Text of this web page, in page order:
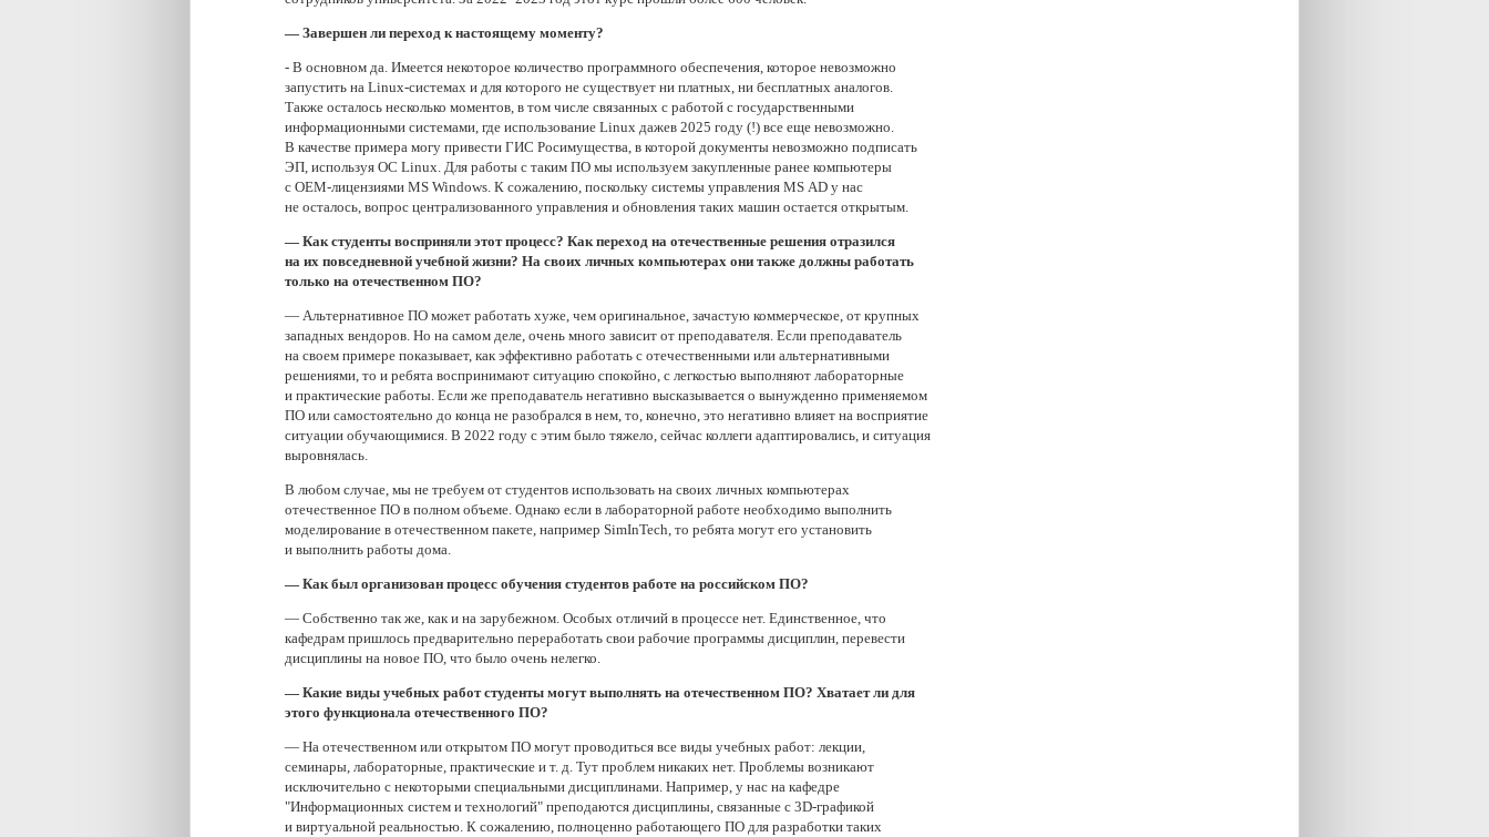
— Завершен ли переход к настоящему моменту?
- В основном да. Имеется некоторое количество программного обеспечения, которое невозможно
запустить на Linux-системах и для которого не существует ни платных, ни бесплатных аналогов.
Также осталось несколько моментов, в том числе связанных с работой с государственными
информационными системами, где использование Linux дажев 2025 году (!) все еще невозможно.
В качестве примера могу привести ГИС Росимущества, в которой документы невозможно подписать
ЭП, используя ОС Linux. Для работы с таким ПО мы используем закупленные ранее компьютеры
с OEM-лицензиями MS Windows. К сожалению, поскольку системы управления MS AD у нас
не осталось, вопрос централизованного управления и обновления таких машин остается открытым.
— Как студенты восприняли этот процесс? Как переход на отечественные решения отразился
на их повседневной учебной жизни? На своих личных компьютерах они также должны работать
только на отечественном ПО?
— Альтернативное ПО может работать хуже, чем оригинальное, зачастую коммерческое, от крупных
западных вендоров. Но на самом деле, очень много зависит от преподавателя. Если преподаватель
на своем примере показывает, как эффективно работать с отечественными или альтернативными
решениями, то и ребята воспринимают ситуацию спокойно, с легкостью выполняют лабораторные
и практические работы. Если же преподаватель негативно высказывается о вынужденно применяемом
ПО или самостоятельно до конца не разобрался в нем, то, конечно, это негативно влияет на восприятие
ситуации обучающимися. В 2022 году с этим было тяжело, сейчас коллеги адаптировались, и ситуация
выровнялась.
В любом случае, мы не требуем от студентов использовать на своих личных компьютерах
отечественное ПО в полном объеме. Однако если в лабораторной работе необходимо выполнить
моделирование в отечественном пакете, например SimInTech, то ребята могут его установить
и выполнить работы дома.
— Как был организован процесс обучения студентов работе на российском ПО?
— Собственно так же, как и на зарубежном. Особых отличий в процессе нет. Единственное, что
кафедрам пришлось предварительно переработать свои рабочие программы дисциплин, перевести
дисциплины на новое ПО, что было очень нелегко.
— Какие виды учебных работ студенты могут выполнять на отечественном ПО? Хватает ли для
этого функционала отечественного ПО?
— На отечественном или открытом ПО могут проводиться все виды учебных работ: лекции,
семинары, лабораторные, практические и т. д. Тут проблем никаких нет. Проблемы возникают
исключительно с некоторыми специальными дисциплинами. Например, у нас на кафедре
"Информационных систем и технологий" преподаются дисциплины, связанные с 3D-графикой
и виртуальной реальностью. К сожалению, полноценно работающего ПО для разработки таких